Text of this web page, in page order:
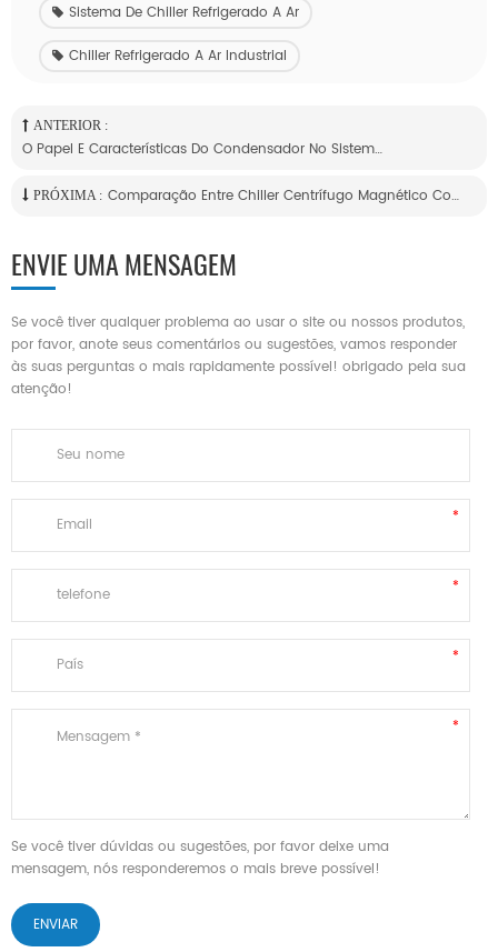
Sistema De Chiller Refrigerado A Ar
Chiller Refrigerado A Ar Industrial
ANTERIOR :
O Papel E Características Do Condensador No Sistema De Refrigeração
PRÓXIMA : Comparação Entre Chiller Centrífugo Magnético Com Ponto De Diferença E Vantagem Do Chiller De Parafuso
ENVIE UMA MENSAGEM
Se você tiver qualquer problema ao usar o site ou nossos produtos,
por favor, anote seus comentários ou sugestões, vamos responder
às suas perguntas o mais rapidamente possível! obrigado pela sua
atenção!
Se você tiver dúvidas ou sugestões, por favor deixe uma
mensagem, nós responderemos o mais breve possível!